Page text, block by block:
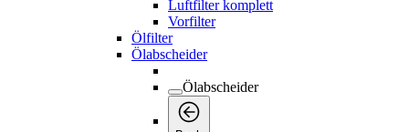
Luftfilter komplett
Vorfilter
Ölfilter
Ölabscheider
Ölabscheider